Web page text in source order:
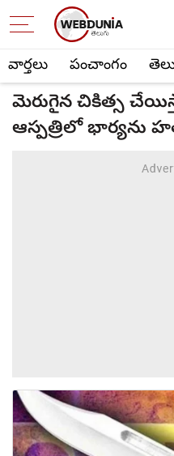
వార్తలు పంచాంగం
మెరుగైన చికిత్స
ఆస్పత్రిలో భార్యను